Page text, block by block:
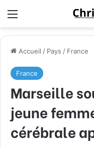
Accueil / Pays / France
France
Marseille
jeune
cérébrale